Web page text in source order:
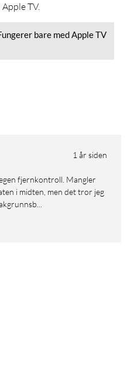
TV.
bare med Apple TV
1 år siden
i midten, men det tror jeg